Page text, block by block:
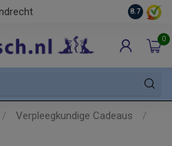
8.7
0
/ Verpleegkundige Cadeaus
/